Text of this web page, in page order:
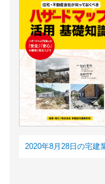
2020年8月28日の宅建